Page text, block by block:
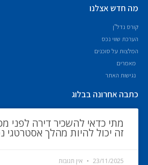
מה חדש אצלנו
קורס נדל"ן
הערכת שווי נכס
המלצות על סוכנים
מאמרים
נגישות האתר
כתבה אחרונה בבלוג
מתי כדאי להשכיר דירה לפני
זה יכול להיות מהלך אסטרטגי
23/11/2025 אין תגובות